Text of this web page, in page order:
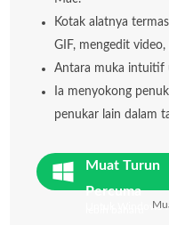
Kotak alatnya
GIF, mengedit
Antara muka intuitif
Ia menyokong
penukar lain dalam
Muat Turun
Percuma
Untuk Windows